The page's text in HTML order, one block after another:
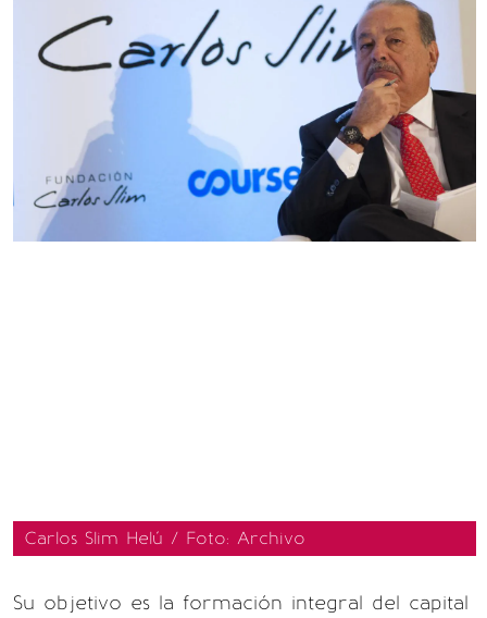
Carlos Slim Helú / Foto: Archivo
Su objetivo es la formación integral del capital